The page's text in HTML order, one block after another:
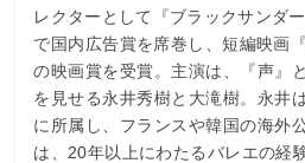
レクターとして『ブラックサンダ
で国内広告賞を席巻し、短編映画
の映画賞を受賞。主演は、『声』
を見せる永井秀樹と大滝樹。永井
に所属し、フランスや韓国の海外
は、20年以上にわたるバレエの経